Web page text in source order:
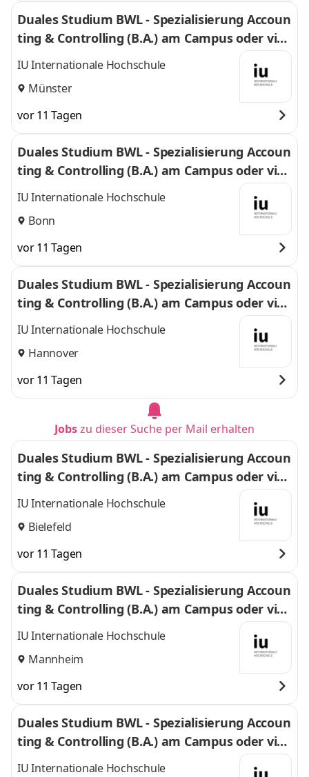
Duales Studium BWL - Spezialisierung Accoun
ting & Controlling (B.A.) am Campus oder virt
uell
IU Internationale Hochschule
Münster
vor 11 Tagen
Duales Studium BWL - Spezialisierung Accoun
ting & Controlling (B.A.) am Campus oder virt
uell
IU Internationale Hochschule
Bonn
vor 11 Tagen
Duales Studium BWL - Spezialisierung Accoun
ting & Controlling (B.A.) am Campus oder virt
uell
IU Internationale Hochschule
Hannover
vor 11 Tagen
Jobszu dieser Suche per Mail erhalten
Duales Studium BWL - Spezialisierung Accoun
ting & Controlling (B.A.) am Campus oder virt
uell
IU Internationale Hochschule
Bielefeld
vor 11 Tagen
Duales Studium BWL - Spezialisierung Accoun
ting & Controlling (B.A.) am Campus oder virt
uell
IU Internationale Hochschule
Mannheim
vor 11 Tagen
Duales Studium BWL - Spezialisierung Accoun
ting & Controlling (B.A.) am Campus oder virt
uell
IU Internationale Hochschule